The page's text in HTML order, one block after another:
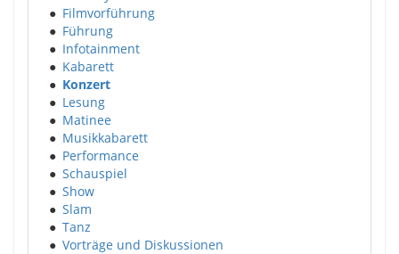
● Filmvorführung
● Führung
● Infotainment
● Kabarett
● Konzert
● Lesung
● Matinee
● Musikkabarett
● Performance
● Schauspiel
● Show
● Slam
● Tanz
● Vorträge und Diskussionen